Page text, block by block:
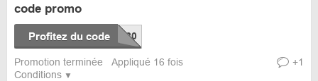
Conditions
code promo
Profitez du code
Promotion terminée Appliqué 16 fois +1